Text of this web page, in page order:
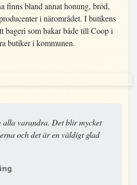
finns bland annat honung, bröd,
i närområdet. I butikens
bageri som bakar både till Coop i
butiker i kommunen.
alla varandra. Det blir mycket
och det är en väldigt glad